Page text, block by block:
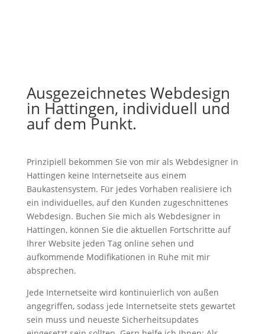
Ausgezeichnetes Webdesign
in Hattingen, individuell und
auf dem Punkt.
Prinzipiell bekommen Sie von mir als Webdesigner in
Hattingen keine Internetseite aus einem
Baukastensystem. Für jedes Vorhaben realisiere ich
ein individuelles, auf den Kunden zugeschnittenes
Webdesign. Buchen Sie mich als Webdesigner in
Hattingen, können Sie die aktuellen Fortschritte auf
Ihrer Website jeden Tag online sehen und
aufkommende Modifikationen in Ruhe mit mir
absprechen.
Jede Internetseite wird kontinuierlich von außen
angegriffen, sodass jede Internetseite stets gewartet
sein muss und neueste Sicherheitsupdates